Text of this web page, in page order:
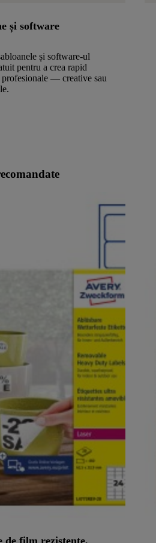
și software
și software-ul
pentru a crea rapid
profesionale — creative sau
de film rezistente,